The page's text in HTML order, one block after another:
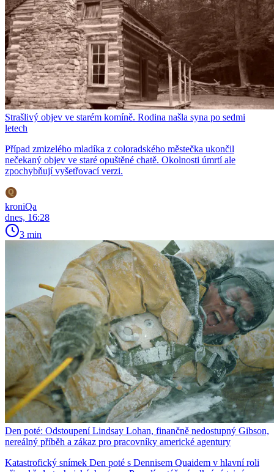
Strašlivý objev ve starém komíně. Rodina našla syna po sedmi
letech
Případ zmizelého mladíka z coloradského městečka ukončil
nečekaný objev ve staré opuštěné chatě. Okolnosti úmrtí ale
zpochybňují vyšetřovací verzi.
kroniQa
dnes, 16:28
3 min
Den poté: Odstoupení Lindsay Lohan, finančně nedostupný Gibson,
nereálný příběh a zákaz pro pracovníky americké agentury
Katastrofický snímek Den poté s Dennisem Quaidem v hlavní roli